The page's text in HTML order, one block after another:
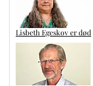
Lisbeth Egeskov er død